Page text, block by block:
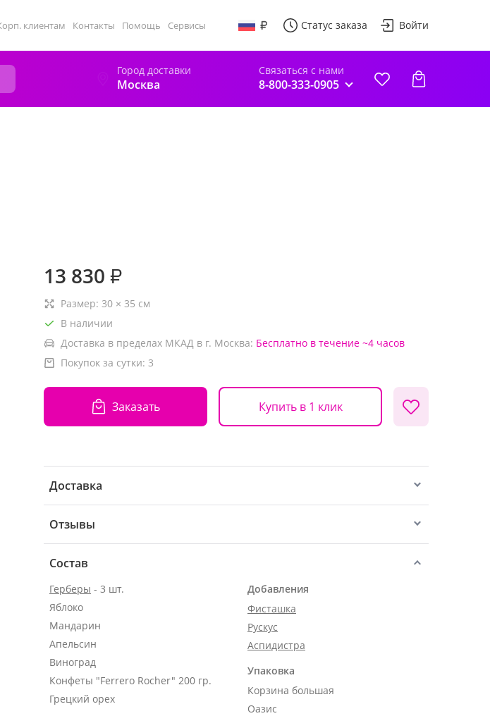
клиентам Контакты Помощь Сервисы Статус заказа Войти
Город доставки
Москва
Связаться с нами
8-800-333-0905
13 830 ₽
Размер: 30 × 35 см
В наличии
Доставка в пределах МКАД в г. Москва: Бесплатно в течение ~4 часов
Покупок за сутки: 3
Заказать Купить в 1 клик
Доставка
Отзывы
Состав
Герберы - 3 шт.
Яблоко
Мандарин
Апельсин
Виноград
Конфеты "Ferrero Rocher" 200 гр.
Грецкий орех
Добавления
Фисташка
Рускус
Аспидистра
Упаковка
Корзина большая
Оазис